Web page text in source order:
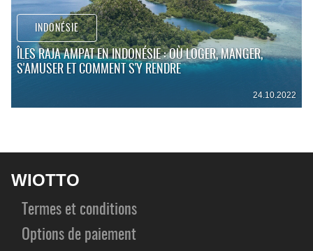
INDONÉSIE
ÎLES RAJA AMPAT EN INDONÉSIE : OÙ LOGER, MANGER,
S'AMUSER ET COMMENT S'Y RENDRE
24.10.2022
WIOTTO
Termes et conditions
Options de paiement